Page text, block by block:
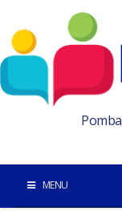
MENU